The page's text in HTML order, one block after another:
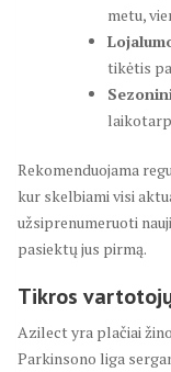
metu,
tikėtis
Rekomenduojama
kur skelbiami visi
užsiprenumeruoti
pasiektų jus pirmą.
Tikros
Azilect yra plačiai
Parkinsono liga